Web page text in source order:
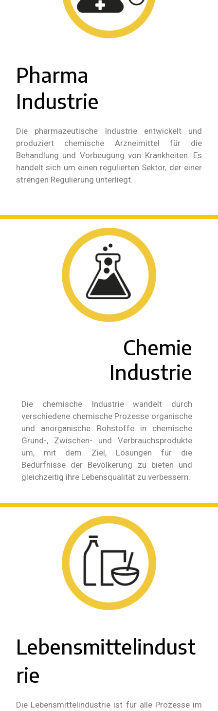
Pharma
Industrie
Die pharmazeutische Industrie entwickelt und
produziert chemische Arzneimittel für die
Behandlung und Vorbeugung von Krankheiten. Es
handelt sich um einen regulierten Sektor, der einer
strengen Regulierung unterliegt.
Chemie
Industrie
Die chemische Industrie wandelt durch
verschiedene chemische Prozesse organische
und anorganische Rohstoffe in chemische
Grund-, Zwischen- und Verbrauchsprodukte
um, mit dem Ziel, Lösungen für die
Bedürfnisse der Bevölkerung zu bieten und
gleichzeitig ihre Lebensqualität zu verbessern.
Lebensmittelindust
rie
Die Lebensmittelindustrie ist für alle Prozesse im